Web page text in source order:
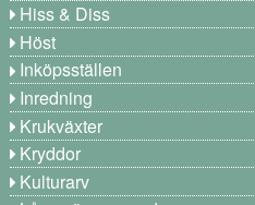
Hiss & Diss
Höst
Inköpsställen
Inredning
Krukväxter
Kryddor
Kulturarv